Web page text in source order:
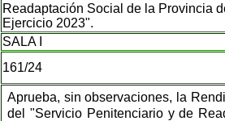
Readaptación Social de la Provincia
Ejercicio 2023".
SALA I
161/24
Aprueba, sin observaciones, la
del "Servicio Penitenciario y de